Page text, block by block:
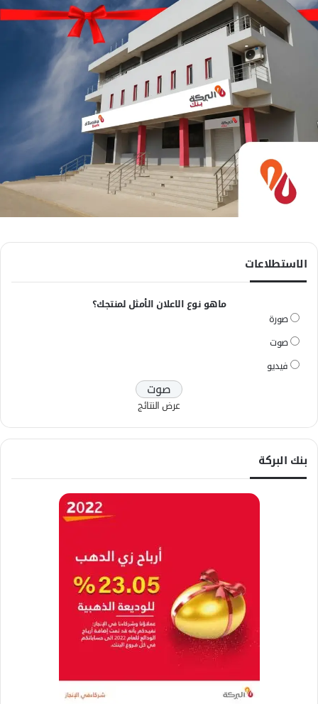
الاستطلاعات
ماهو نوع الاعلان الأمثل لمنتجك؟
صورة
صوت
فيديو
عرض النتائج
بنك البركة